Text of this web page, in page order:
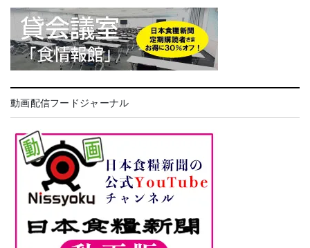
動画配信フードジャーナル